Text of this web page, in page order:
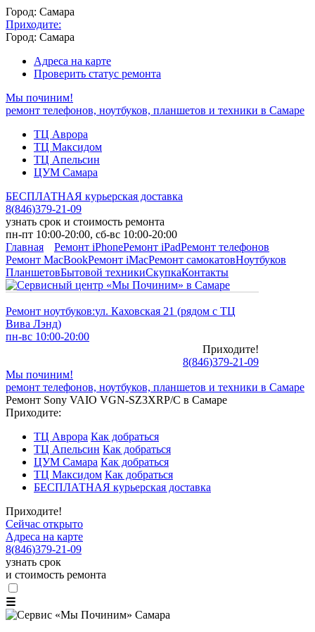
Город: Самара
Приходите:
Город: Самара
Адреса на карте
Проверить статус ремонта
Мы починим!
ремонт телефонов, ноутбуков, планшетов и техники в Самаре
ТЦ Аврора
ТЦ Максидом
ТЦ Апельсин
ЦУМ Самара
БЕСПЛАТНАЯ курьерская доставка
8(846)379-21-09
узнать срок и стоимость ремонта
пн-пт 10:00-20:00, сб-вс 10:00-20:00
Главная
Ремонт iPhoneРемонт iPadРемонт телефонов
Ремонт MacBookРемонт iMacРемонт самокатовНоутбуков
ПланшетовБытовой техникиСкупкаКонтакты
Ремонт ноутбуков:ул. Каховская 21 (рядом с ТЦ
Вива Лэнд)
пн-вс 10:00-20:00
Приходите!
8(846)379-21-09
Мы починим!
ремонт телефонов, ноутбуков, планшетов и техники в Самаре
Ремонт Sony VAIO VGN-SZ3XRP/C в Самаре
Приходите:
ТЦ Аврора Как добраться
ТЦ Апельсин Как добраться
ЦУМ Самара Как добраться
ТЦ Максидом Как добраться
БЕСПЛАТНАЯ курьерская доставка
Приходите!
Сейчас открыто
Адреса на карте
8(846)379-21-09
узнать срок
и стоимость ремонта
☰